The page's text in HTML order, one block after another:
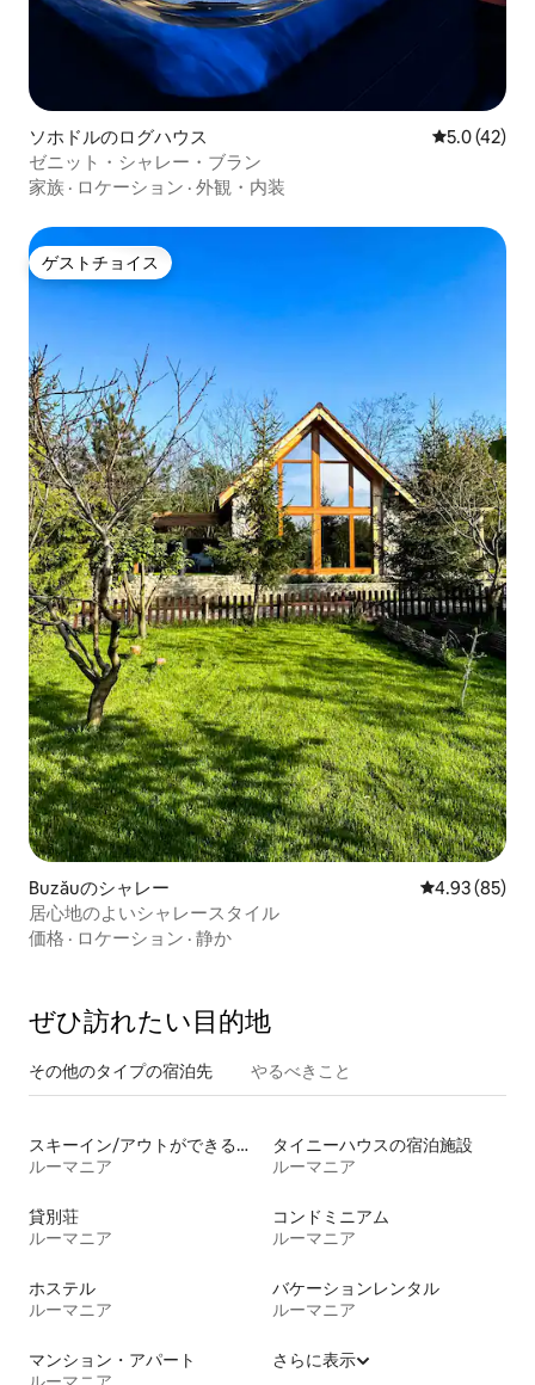
ソホドルのログハウス レビュー42
5.0 (42)
ゼニット・シャレー・ブラン
家族 · ロケーション · 外観・内装
ゲストチョイス
ゲストチョイス
Buzăuのシャレー レビュー85
4.93 (85)
居心地のよいシャレースタイル
価格 · ロケーション · 静か
ぜひ訪⁠れ⁠た⁠い目⁠的⁠地
その他のタ⁠イ⁠プ⁠の宿⁠泊⁠先 やるべきこと
スキーイン/アウトができる宿泊先
ルーマニア
タイニーハウスの宿泊施設
ルーマニア
貸別荘
ルーマニア
コンドミニアム
ルーマニア
ホステル
ルーマニア
バケーションレンタル
ルーマニア
マンション・アパート
さらに表示